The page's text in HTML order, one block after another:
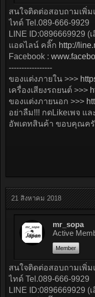
สนใจติดต่อสอบถามเพิ่ม
ไทด์ Tel.089-666-9929
LINE ID:0896669929 (
แอดไลน์ คลิ๊ก http://
Facebook :
-----------------
ของแต่งภายใน >>>
เครื่องเสียงรถยนต์ >>>
ของแต่งภายนอก >>>
อย่าลืม!!! กดLikeเพจ แ
อัพเดทสินค้า ขอบคุณค
21 สิงหาคม 2018
mr_sopa
Active
Member
สนใจติดต่อสอบถามเพิ่ม
ไทด์ Tel.089-666-9929
LINE ID:0896669929 (